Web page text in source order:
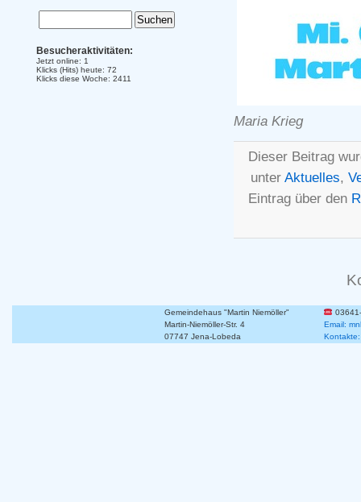
Maria Krieg
Dieser Beitrag
unter Aktuelles,
Eintrag über den
Besucheraktivitäten:
Jetzt online: 1
Klicks (Hits) heute: 72
Klicks diese Woche: 2411
Gemeindehaus "Martin Niemöller"
Martin-Niemöller-Str. 4
Email:
07747 Jena-Lobeda